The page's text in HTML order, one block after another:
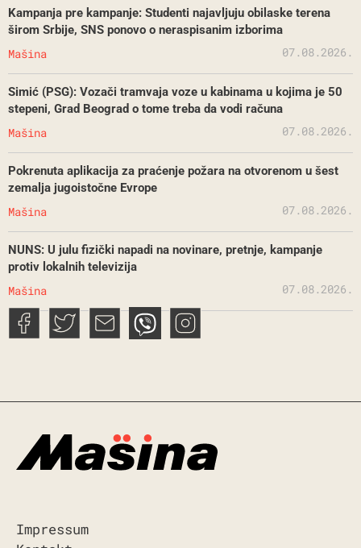
Kampanja pre kampanje: Studenti najavljuju obilaske terena
širom Srbije, SNS ponovo o neraspisanim izborima
Mašina 07.08.2026.
Simić (PSG): Vozači tramvaja voze u kabinama u kojima je 50
stepeni, Grad Beograd o tome treba da vodi računa
Mašina 07.08.2026.
Pokrenuta aplikacija za praćenje požara na otvorenom u šest
zemalja jugoistočne Evrope
Mašina 07.08.2026.
NUNS: U julu fizički napadi na novinare, pretnje, kampanje
protiv lokalnih televizija
Mašina 07.08.2026.
Impressum